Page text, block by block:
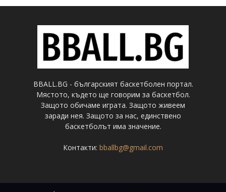
BBALL.BG - българският баскетболен портал.
Мястото, където ще говорим за баскетбол.
Защото обичаме играта. Защото живеем
заради нея. Защото за нас, единствено
баскетболът има значение.
Контакти: bballbg@gmail.com